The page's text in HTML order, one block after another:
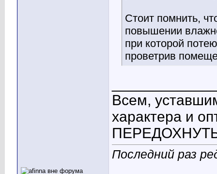
Стоит помнить,
повышении
при которой
проветрив
Всем,
характера и
Последний раз